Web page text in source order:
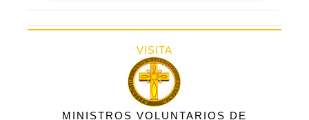
VISITA
MINISTROS VOLUNTARIOS DE